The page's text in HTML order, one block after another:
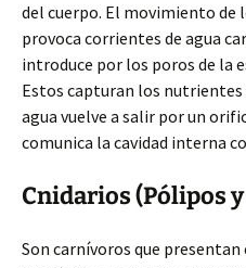
del cuerpo. El movimiento de
provoca corrientes de agua
introduce por los poros de la
Estos capturan los
agua vuelve a salir por un
comunica la cavidad interna
Cnidarios (Pólipos
Son carnívoros que